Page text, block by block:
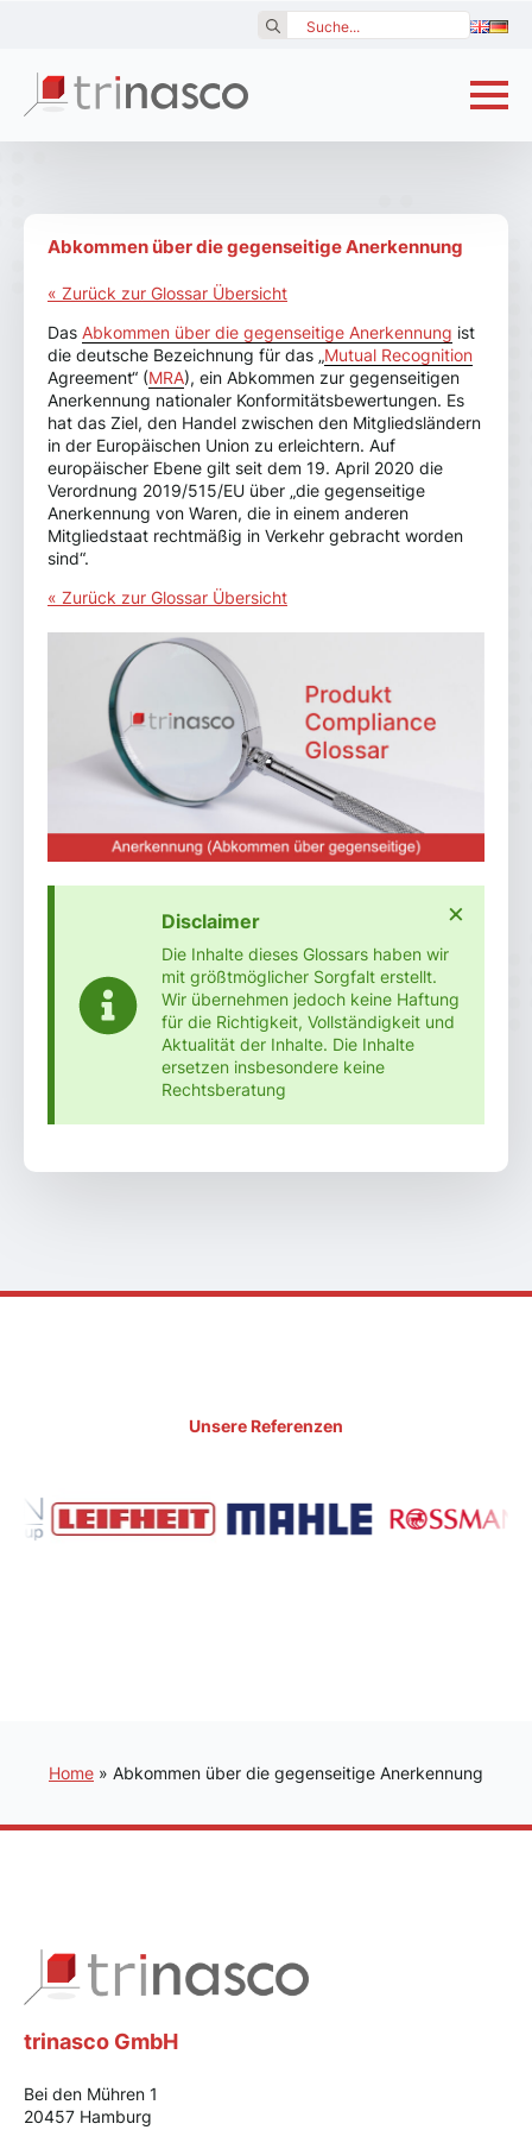
Search
Abkommen über die gegenseitige Anerkennung
« Zurück zur Glossar Übersicht
Das Abkommen über die gegenseitige Anerkennung ist
die deutsche Bezeichnung für das „Mutual Recognition
Agreement“ (MRA), ein Abkommen zur gegenseitigen
Anerkennung nationaler Konformitätsbewertungen. Es
hat das Ziel, den Handel zwischen den Mitgliedsländern
in der Europäischen Union zu erleichtern. Auf
europäischer Ebene gilt seit dem 19. April 2020 die
Verordnung 2019/515/EU über „die gegenseitige
Anerkennung von Waren, die in einem anderen
Mitgliedstaat rechtmäßig in Verkehr gebracht worden
sind“.
« Zurück zur Glossar Übersicht
Disclaimer
Die Inhalte dieses Glossars haben wir
mit größtmöglicher Sorgfalt erstellt.
Wir übernehmen jedoch keine Haftung
für die Richtigkeit, Vollständigkeit und
Aktualität der Inhalte. Die Inhalte
ersetzen insbesondere keine
Rechtsberatung
×
Unsere Referenzen
Home » Abkommen über die gegenseitige Anerkennung
trinasco GmbH
Bei den Mühren 1
20457 Hamburg